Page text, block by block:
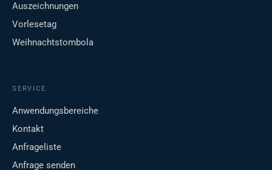
Auszeichnungen
Vorlesetag
Weihnachtstombola
SERVICE
Anwendungsbereiche
Kontakt
Anfrageliste
Anfrage senden